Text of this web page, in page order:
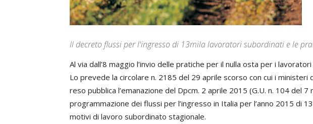
Il decreto flussi per l'ingresso di 13mila lavoratori subordinati e le
Al via dall’8 maggio l’invio delle pratiche per il nulla osta per i
Lo prevede la circolare n. 2185 del 29 aprile scorso con cui i ministeri
reso pubblica l’emanazione del Dpcm. 2 aprile 2015 (G.U. n. 104 del 7
programmazione dei flussi per l’ingresso in Italia per l’anno 2015 di
motivi di lavoro subordinato stagionale.